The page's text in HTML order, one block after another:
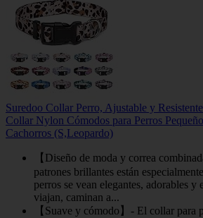
Suredoo Collar Perro, Ajustable y
Collar Nylon Cómodos para Perros
Cachorros (S,Leopardo)
【Diseño de moda y correa
patrones brillantes están
perros se vean elegantes, adorables y
viajan, caminan a...
【Suave y cómodo】- El collar para